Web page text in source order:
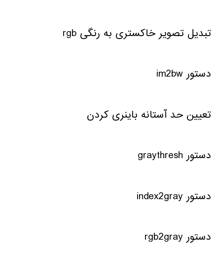
تبدیل تصویر خاکستری به رنگی rgb
دستور im2bw
تعیین حد آستانه باینری کردن
دستور graythresh
دستور index2gray
دستور rgb2gray